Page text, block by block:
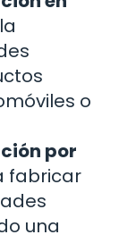
o
por
fabricar
una